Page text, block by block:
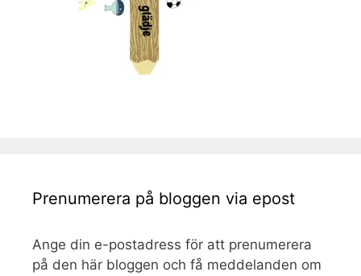
Prenumerera på bloggen via epost
Ange din e-postadress för att prenumerera
på den här bloggen och få meddelanden om